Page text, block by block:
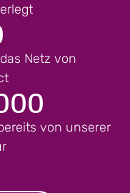
Netz von
von unserer